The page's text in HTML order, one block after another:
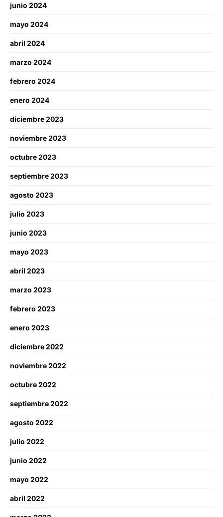
junio 2024
mayo 2024
abril 2024
marzo 2024
febrero 2024
enero 2024
diciembre 2023
noviembre 2023
octubre 2023
septiembre 2023
agosto 2023
julio 2023
junio 2023
mayo 2023
abril 2023
marzo 2023
febrero 2023
enero 2023
diciembre 2022
noviembre 2022
octubre 2022
septiembre 2022
agosto 2022
julio 2022
junio 2022
mayo 2022
abril 2022